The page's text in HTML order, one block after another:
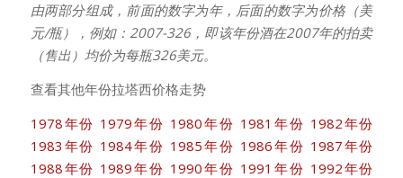
由两部分组成，前面的数字为年，后面的数字为价格（美
元/瓶），例如：2007-326，即该年份酒在2007年的拍卖
（售出）均价为每瓶326美元。
查看其他年份拉塔西价格走势
1978年份 1979年份 1980年份 1981年份 1982年份
1983年份 1984年份 1985年份 1986年份 1987年份
1988年份 1989年份 1990年份 1991年份 1992年份